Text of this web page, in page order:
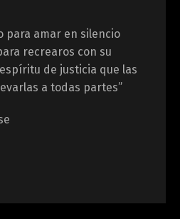
para amar en silencio
recrearos con su
de justicia que las
a todas partes”